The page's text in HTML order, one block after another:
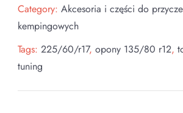
Category: Akcesoria i części do
kempingowych
Tags: 225/60/r17, opony 135/80 r12,
tuning